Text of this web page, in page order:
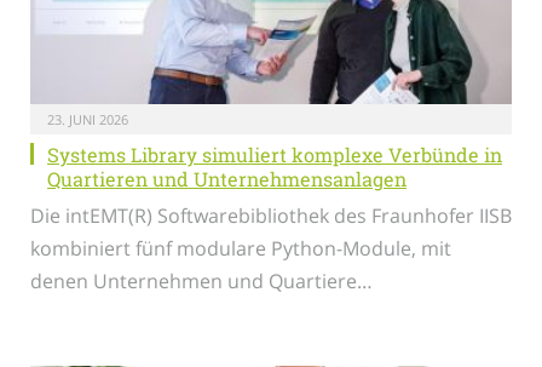
23. JUNI 2026
Systems Library simuliert komplexe Verbünde in
Quartieren und Unternehmensanlagen
Die intEMT(R) Softwarebibliothek des Fraunhofer IISB
kombiniert fünf modulare Python-Module, mit
denen Unternehmen und Quartiere…